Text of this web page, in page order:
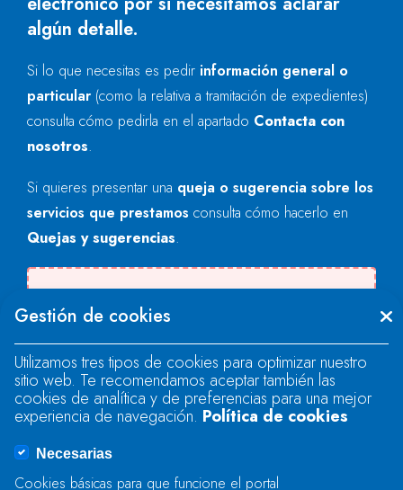
algún detalle.
Si lo que necesitas es pedir información general o
particular (como la relativa a tramitación de expedientes)
consulta cómo pedirla en el apartado Contacta con
nosotros.
Si quieres presentar una queja o sugerencia sobre los
servicios que prestamos consulta cómo hacerlo en
Quejas y sugerencias.
"text".
Se produjo un error al cargar el campo
"text".
Se produjo un error al cargar el campo
Gestión de cookies
Utilizamos tres tipos de cookies para optimizar nuestro
sitio web. Te recomendamos aceptar también las
cookies de analítica y de preferencias para una mejor
experiencia de navegación. Política de cookies
Necesarias
Cookies básicas para que funcione el portal